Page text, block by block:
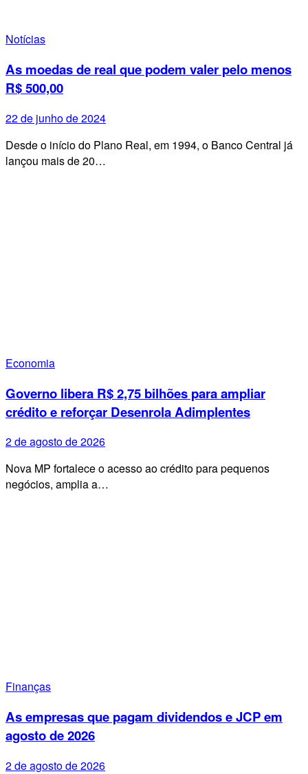
Notícias
As moedas de real que podem valer pelo menos
R$ 500,00
22 de junho de 2024
Desde o início do Plano Real, em 1994, o Banco Central já
lançou mais de 20…
Economia
Governo libera R$ 2,75 bilhões para ampliar
crédito e reforçar Desenrola Adimplentes
2 de agosto de 2026
Nova MP fortalece o acesso ao crédito para pequenos
negócios, amplia a…
Finanças
As empresas que pagam dividendos e JCP em
agosto de 2026
2 de agosto de 2026